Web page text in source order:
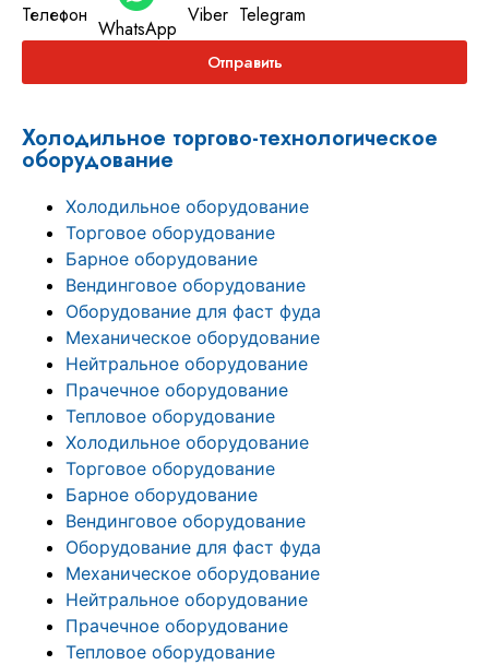
Телефон
WhatsApp
Viber Telegram
Отправить
Холодильное торгово-технологическое
оборудование
Холодильное оборудование
Торговое оборудование
Барное оборудование
Вендинговое оборудование
Оборудование для фаст фуда
Механическое оборудование
Нейтральное оборудование
Прачечное оборудование
Тепловое оборудование
Холодильное оборудование
Торговое оборудование
Барное оборудование
Вендинговое оборудование
Оборудование для фаст фуда
Механическое оборудование
Нейтральное оборудование
Прачечное оборудование
Тепловое оборудование